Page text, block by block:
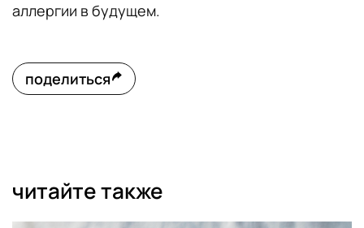
аллергии в будущем.
поделиться
читайте также